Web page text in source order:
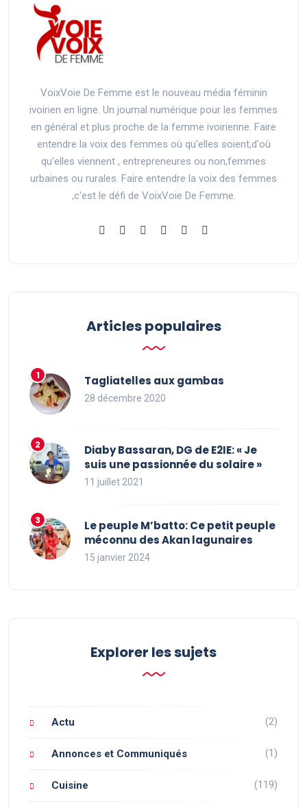
VoixVoie De Femme est le nouveau média féminin
ivoirien en ligne. Un journal numérique pour les femmes
en général et plus proche de la femme ivoirienne. Faire
entendre la voix des femmes où qu'elles soient,d'où
qu'elles viennent , entrepreneures ou non,femmes
urbaines ou rurales. Faire entendre la voix des femmes
,c'est le défi de VoixVoie De Femme.
Articles populaires
Tagliatelles aux gambas
28 décembre 2020
Diaby Bassaran, DG de E2IE: « Je
suis une passionnée du solaire »
11 juillet 2021
Le peuple M’batto: Ce petit peuple
méconnu des Akan lagunaires
15 janvier 2024
Explorer les sujets
Actu (2)
Annonces et Communiqués (1)
Cuisine (119)